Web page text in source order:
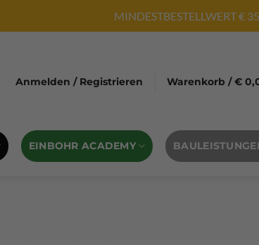
MINDESTBESTELLWERT €
Anmelden / Registrieren Warenkorb /€
EINBOHR ACADEMY